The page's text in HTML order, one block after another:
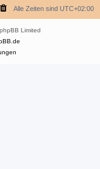
Alle Zeiten sind UTC+02:00
Limited